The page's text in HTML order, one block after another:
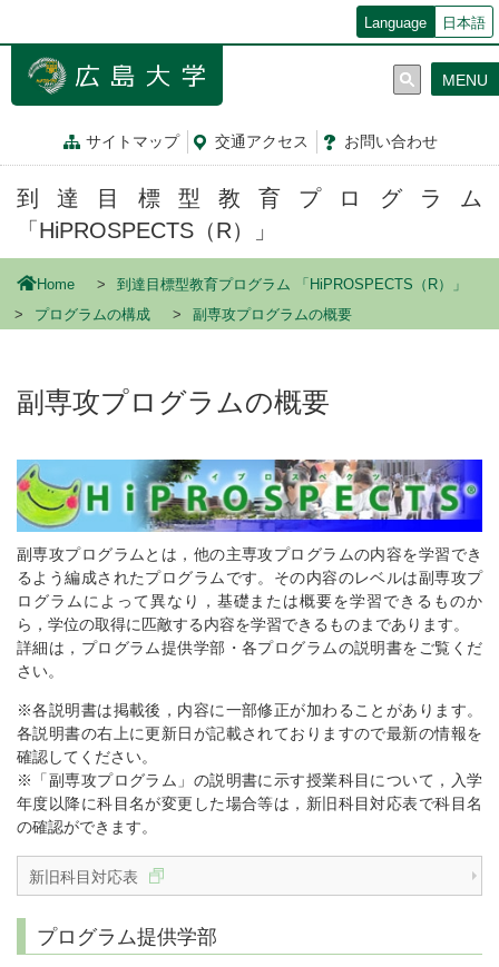
ン
Language 日本語
サイトマップ 交通アクセス お問い合わせ
MENU
到達目標型教育プログラム
「HiPROSPECTS（R）」
Home
到達目標型教育プログラム 「HiPROSPECTS（R）」
プログラムの構成
副専攻プログラムの概要
副専攻プログラムの概要
副専攻プログラムとは，他の主専攻プログラムの内容を学習でき
るよう編成されたプログラムです。その内容のレベルは副専攻プ
ログラムによって異なり，基礎または概要を学習できるものか
ら，学位の取得に匹敵する内容を学習できるものまであります。
詳細は，プログラム提供学部・各プログラムの説明書をご覧くだ
さい。
※各説明書は掲載後，内容に一部修正が加わることがあります。
各説明書の右上に更新日が記載されておりますので最新の情報を
確認してください。
※「副専攻プログラム」の説明書に示す授業科目について，入学
年度以降に科目名が変更した場合等は，新旧科目対応表で科目名
の確認ができます。
新旧科目対応表
プログラム提供学部